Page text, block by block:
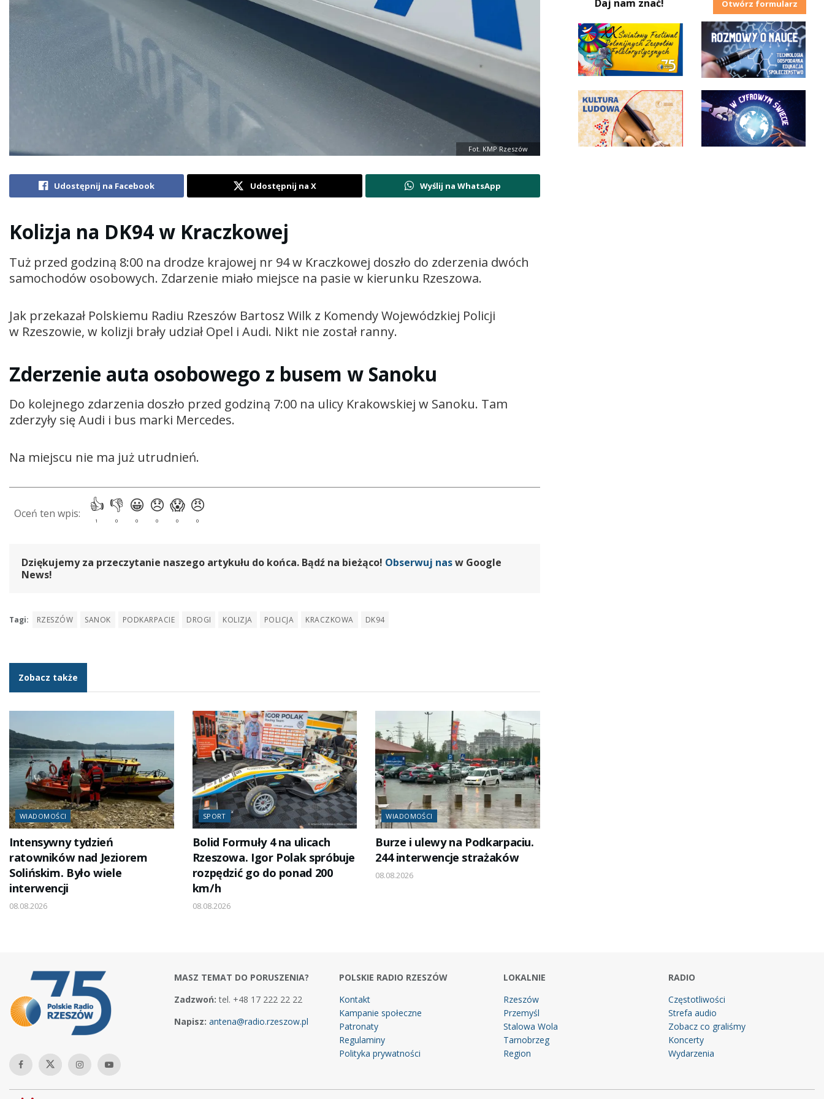
Fot. KMP Rzeszów
Udostępnij na Facebook Udostępnij na X Wyślij na WhatsApp
Kolizja na DK94 w Kraczkowej
Tuż przed godziną 8:00 na drodze krajowej nr 94 w Kraczkowej doszło do zderzenia dwóch
samochodów osobowych. Zdarzenie miało miejsce na pasie w kierunku Rzeszowa.
Jak przekazał Polskiemu Radiu Rzeszów Bartosz Wilk z Komendy Wojewódzkiej Policji
w Rzeszowie, w kolizji brały udział Opel i Audi. Nikt nie został ranny.
Zderzenie auta osobowego z busem w Sanoku
Do kolejnego zdarzenia doszło przed godziną 7:00 na ulicy Krakowskiej w Sanoku. Tam
zderzyły się Audi i bus marki Mercedes.
Na miejscu nie ma już utrudnień.
Dziękujemy za przeczytanie naszego artykułu do końca. Bądź na bieżąco! Obserwuj nasw Google
News!
Tagi: RZESZÓW SANOK PODKARPACIE DROGI KOLIZJA POLICJA KRACZKOWA DK94
Zobacz także
WIADOMOŚCI
Intensywny tydzień
ratowników nad Jeziorem
Solińskim. Było wiele
interwencji
08.08.2026
SPORT
Bolid Formuły 4 na ulicach
Rzeszowa. Igor Polak spróbuje
rozpędzić go do ponad 200
km/h
08.08.2026
WIADOMOŚCI
Burze i ulewy na Podkarpaciu.
244 interwencje strażaków
08.08.2026
Daj nam znać! Otwórz formularz
MASZ TEMAT DO PORUSZENIA?
Zadzwoń: tel. +48 17 222 22 22
Napisz: antena@radio.rzeszow.pl
POLSKIE RADIO RZESZÓW
Kontakt
Kampanie społeczne
Patronaty
Regulaminy
Polityka prywatności
LOKALNIE
Rzeszów
Przemyśl
Stalowa Wola
Tarnobrzeg
Region
RADIO
Częstotliwości
Strefa audio
Zobacz co graliśmy
Koncerty
Wydarzenia